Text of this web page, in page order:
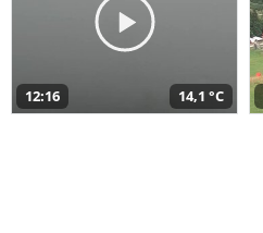
12:16 14,1 °C